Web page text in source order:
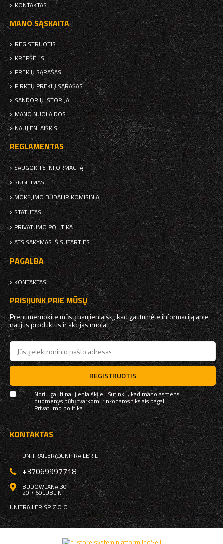
KONTAKTAS
MANO SĄSKAITA
REGISTRUOTIS
KREPŠELIS
PREKIŲ SĄRAŠAS
PIRKTŲ PREKIŲ SĄRAŠAS
SANDORIŲ ISTORIJA
MANO NUOLAIDOS
NAUJIENLAIŠKIS
REGLAMENTAS
SAUGOKITE INFORMACIJĄ
SIUNTIMAS
MOKĖJIMO BŪDAI IR KOMISINIAI
STATUTAS
PRIVATUMO POLITIKA
ATSISAKYMAS IŠ SUTARTIES
PAGALBA
KONTAKTAS
PRISIJUNK PRIE MŪSŲ
Prenumeruokite mūsų naujienlaiškį, kad gautumėte informaciją apie
naujus produktus ir akcijas nuolat.
REGISTRUOTIS
Noriu gauti naujienlaiškį el. Sutinku, kad mano asmens
duomenys būtų tvarkomi rinkodaros tikslais pagal
Privatumo politika
KONTAKTAS
UNITRAILER@UNITRAILER.LT
+37069997718
BUDOWLANA 30
20-469LUBLIN
UNITRAILER SP. Z O.O.